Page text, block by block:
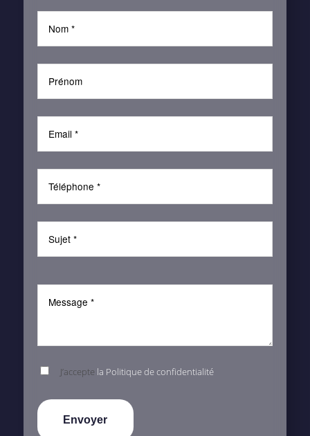
J’accepte la Politique de confidentialité